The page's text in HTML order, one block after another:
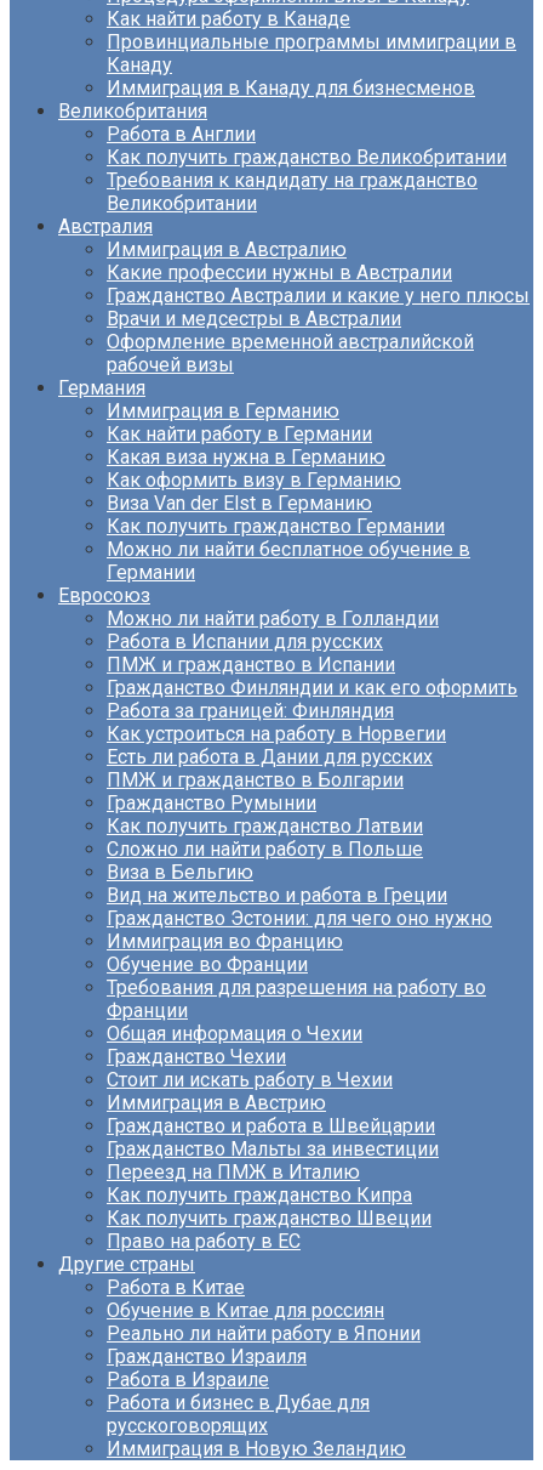
Как найти работу в Канаде
Провинциальные программы иммиграции в
Канаду
Иммиграция в Канаду для бизнесменов
Великобритания
Работа в Англии
Как получить гражданство Великобритании
Требования к кандидату на гражданство
Великобритании
Австралия
Иммиграция в Австралию
Какие профессии нужны в Австралии
Гражданство Австралии и какие у него плюсы
Врачи и медсестры в Австралии
Оформление временной австралийской
рабочей визы
Германия
Иммиграция в Германию
Как найти работу в Германии
Какая виза нужна в Германию
Как оформить визу в Германию
Виза Van der Elst в Германию
Как получить гражданство Германии
Можно ли найти бесплатное обучение в
Германии
Евросоюз
Можно ли найти работу в Голландии
Работа в Испании для русских
ПМЖ и гражданство в Испании
Гражданство Финляндии и как его оформить
Работа за границей: Финляндия
Как устроиться на работу в Норвегии
Есть ли работа в Дании для русских
ПМЖ и гражданство в Болгарии
Гражданство Румынии
Как получить гражданство Латвии
Сложно ли найти работу в Польше
Виза в Бельгию
Вид на жительство и работа в Греции
Гражданство Эстонии: для чего оно нужно
Иммиграция во Францию
Обучение во Франции
Требования для разрешения на работу во
Франции
Общая информация о Чехии
Гражданство Чехии
Стоит ли искать работу в Чехии
Иммиграция в Австрию
Гражданство и работа в Швейцарии
Гражданство Мальты за инвестиции
Переезд на ПМЖ в Италию
Как получить гражданство Кипра
Как получить гражданство Швеции
Право на работу в ЕС
Другие страны
Работа в Китае
Обучение в Китае для россиян
Реально ли найти работу в Японии
Гражданство Израиля
Работа в Израиле
Работа и бизнес в Дубае для
русскоговорящих
Иммиграция в Новую Зеландию